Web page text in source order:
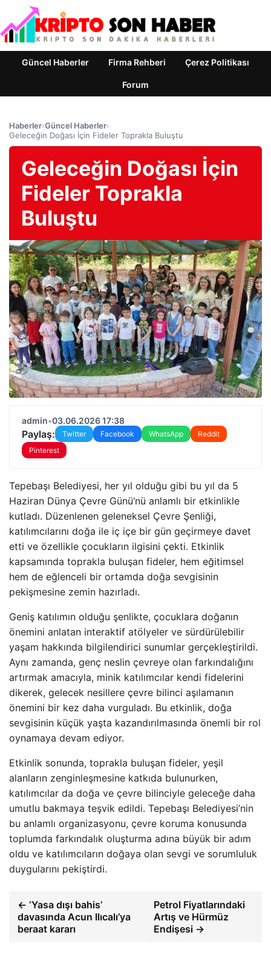
Güncel Haberler Firma Rehberi Çerez Politikası
Forum
Haberler›Güncel Haberler›
Geleceğin Doğası İçin Fideler Toprakla Buluştu
Geleceğin Doğası İçin
Fideler Toprakla
Buluştu
admin•03.06.2026 17:38
Paylaş: Twitter Facebook WhatsApp
Reddit
Pinterest
Tepebaşı Belediyesi, her yıl olduğu gibi bu yıl da 5
Haziran Dünya Çevre Günü’nü anlamlı bir etkinlikle
kutladı. Düzenlenen geleneksel Çevre Şenliği,
katılımcılarını doğa ile iç içe bir gün geçirmeye davet
etti ve özellikle çocukların ilgisini çekti. Etkinlik
kapsamında toprakla buluşan fideler, hem eğitimsel
hem de eğlenceli bir ortamda doğa sevgisinin
pekişmesine zemin hazırladı.
Geniş katılımın olduğu şenlikte, çocuklara doğanın
önemini anlatan interaktif atölyeler ve sürdürülebilir
yaşam hakkında bilgilendirici sunumlar gerçekleştirildi.
Aynı zamanda, genç neslin çevreye olan farkındalığını
artırmak amacıyla, minik katılımcılar kendi fidelerini
dikerek, gelecek nesillere çevre bilinci aşılamanın
önemini bir kez daha vurguladı. Bu etkinlik, doğa
sevgisinin küçük yaşta kazandırılmasında önemli bir rol
oynamaya devam ediyor.
Etkinlik sonunda, toprakla buluşan fideler, yeşil
alanların zenginleşmesine katkıda bulunurken,
katılımcılar da doğa ve çevre bilinciyle geleceğe daha
umutlu bakmaya teşvik edildi. Tepebaşı Belediyesi’nin
bu anlamlı organizasyonu, çevre koruma konusunda
toplumda farkındalık oluşturma adına büyük bir adım
oldu ve katılımcıların doğaya olan sevgi ve sorumluluk
duygularını pekiştirdi.
← ‘Yasa dışı bahis’
davasında Acun Ilıcalı’ya
beraat kararı
Petrol Fiyatlarındaki
Artış ve Hürmüz
Endişesi →